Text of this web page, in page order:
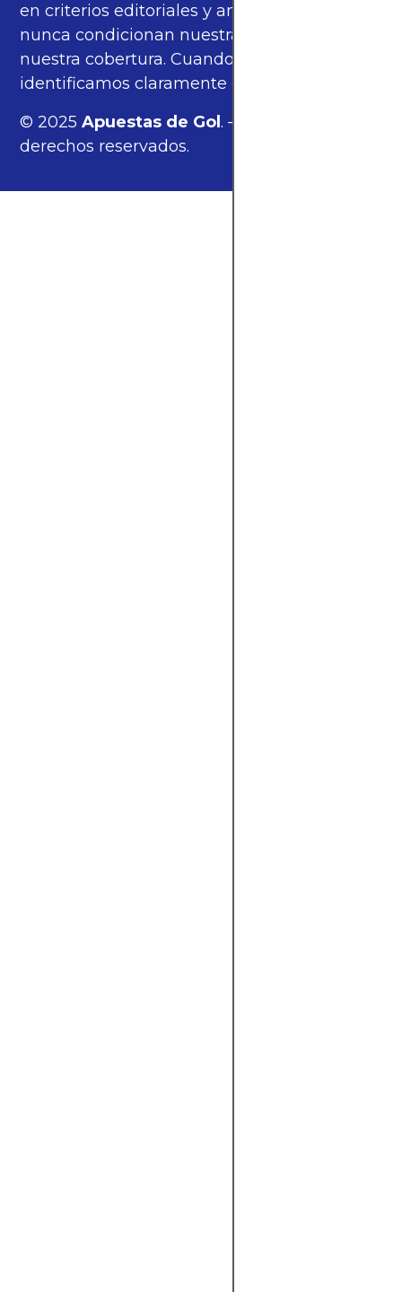
en criterios editoriales y análisis propios, y
nunca condicionan nuestras opiniones ni
nuestra cobertura. Cuando corresponde,
identificamos claramente estos enlaces.
© 2025Apuestas de Gol. — Todos los
derechos reservados.